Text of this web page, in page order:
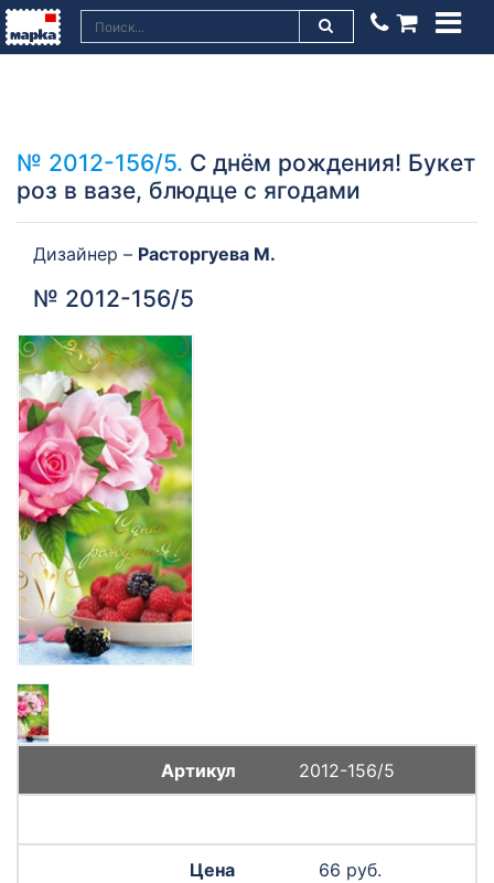
№ 2012-156/5. С днём рождения! Букет
роз в вазе, блюдце с ягодами
Дизайнер – Расторгуева М.
№ 2012-156/5
2012-156/5
66 руб.